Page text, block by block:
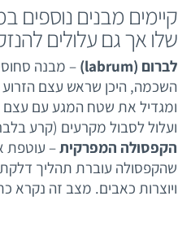
קיימים מבנים
שלו אך גם עלולים
לברום (labrum)
– מבנה
השכמה, היכן שראש עצם
ומגדיל את שטח המגע עם עצם
ועלול לסבול מקרעים (קרע
הקפסולה המפרקית– עוטפת
שהקפסולה עוברת תהליך
ויוצרות כאבים. מצב זה נקרא